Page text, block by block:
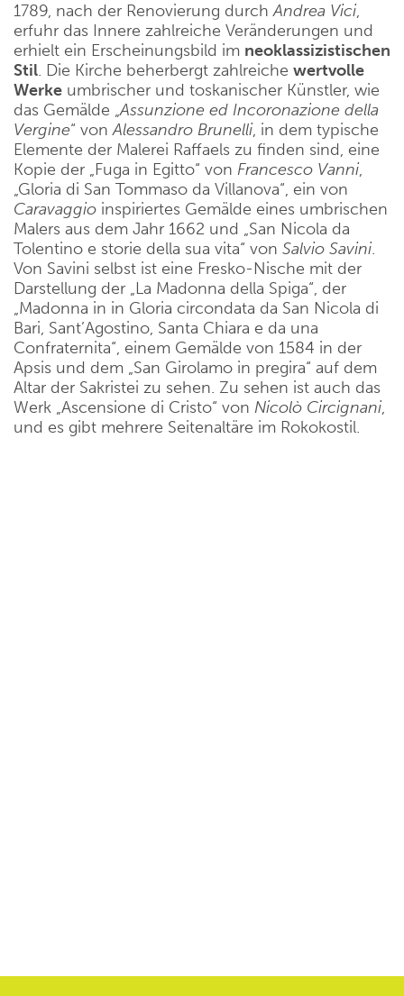
1789, nach der Renovierung durchAndrea Vici,
erfuhr das Innere zahlreiche Veränderungen und
erhielt ein Erscheinungsbild im neoklassizistischen
Stil. Die Kirche beherbergt zahlreiche wertvolle
Werke umbrischer und toskanischer Künstler, wie
das Gemälde „Assunzione ed Incoronazione della
Vergine“ vonAlessandro Brunelli, in dem typische
Elemente der Malerei Raffaels zu finden sind, eine
Kopie der „Fuga in Egitto“ von Francesco Vanni,
„Gloria di San Tommaso da Villanova“, ein von
Caravaggio inspiriertes Gemälde eines umbrischen
Malers aus dem Jahr 1662 und „San Nicola da
Tolentino e storie della sua vita“ von Salvio Savini.
Von Savini selbst ist eine Fresko-Nische mit der
Darstellung der „La Madonna della Spiga“, der
„Madonna in in Gloria circondata da San Nicola di
Bari, Sant’Agostino, Santa Chiara e da una
Confraternita“, einem Gemälde von 1584 in der
Apsis und dem „San Girolamo in pregira“ auf dem
Altar der Sakristei zu sehen. Zu sehen ist auch das
Werk „Ascensione di Cristo“ von Nicolò Circignani,
und es gibt mehrere Seitenaltäre im Rokokostil.